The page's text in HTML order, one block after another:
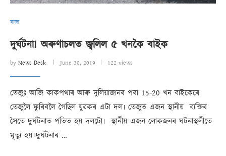
ৰাজ্য
দুৰ্ঘটনা! অৰুণাচলত জ্বলিল ৫ খনকৈ বাইক
by News Desk June 30, 2019 122 views
তেজুঃ আজি কাকপথাৰ আৰু দুলিয়াজানৰ পৰা 15-20 খন বাইকেৰে
তেজুলৈ ফুৰিবলৈ গৈছিল যুৱকৰ এটা দল৷ তেজুত এজন স্থানীয় ব্যক্তিৰ
সৈতে দুৰ্ঘটনাত পতিত হয় দলটো৷ স্থানীয় এজন লোকজনৰ ঘটনাস্থলীতে
মৃত্যু হয়।দুৰ্ঘটনাৰ …